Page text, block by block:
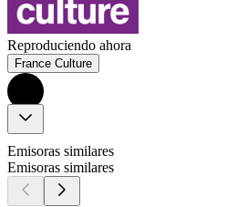
Reproduciendo ahora
France Culture
Emisoras similares
Emisoras similares